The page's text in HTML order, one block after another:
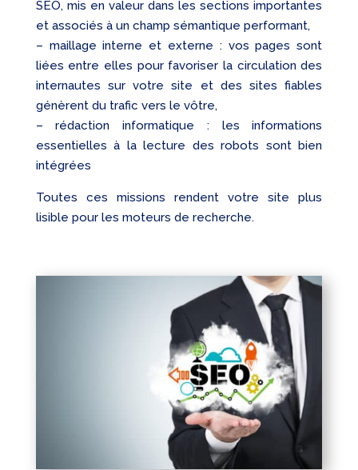
SEO, mis en valeur dans les sections importantes
et associés à un champ sémantique performant,
– maillage interne et externe : vos pages sont
liées entre elles pour favoriser la circulation des
internautes sur votre site et des sites fiables
génèrent du trafic vers le vôtre,
– rédaction informatique : les informations
essentielles à la lecture des robots sont bien
intégrées
Toutes ces missions rendent votre site plus
lisible pour les moteurs de recherche.